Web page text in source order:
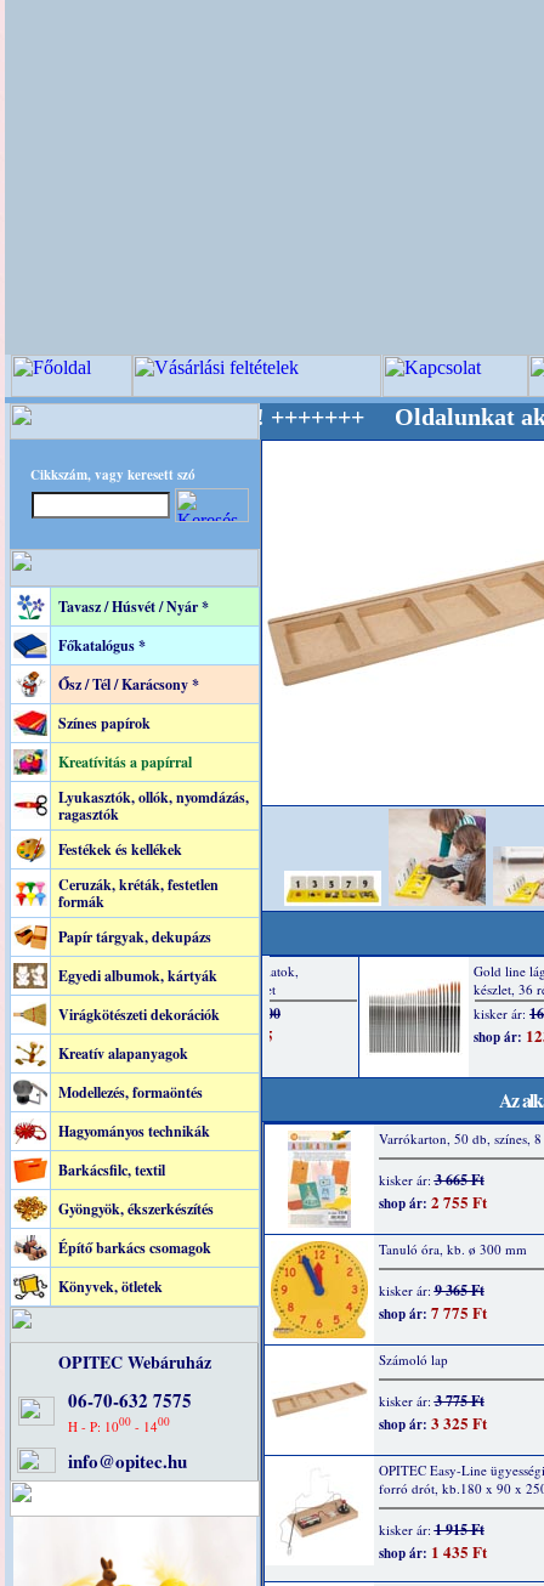
Cikkszám, vagy keresett szó
Tavasz / Húsvét / Nyár *
Főkatalógus *
Ősz / Tél / Karácsony *
Színes papírok
Kreatívitás a papírral
Lyukasztók, ollók, nyomdázás,
ragasztók
Festékek és kellékek
Ceruzák, kréták, festetlen
formák
Papír tárgyak, dekupázs
Egyedi albumok, kártyák
Virágkötészeti dekorációk
Kreatív alapanyagok
Modellezés, formaöntés
Hagyományos technikák
Barkácsfilc, textil
Gyöngyök, ékszerkészítés
Építő barkács csomagok
Könyvek, ötletek
OPITEC Webáruház
06-70-632 7575
H - P: 1000 - 1400
info@opitec.hu
Mestere! +++++++ Oldalunkat
Az
Varrókarton, 50 db, színes,
kisker ár:3 665 Ft
shop ár: 2 755 Ft
Tanuló óra, kb. ø 300 mm
kisker ár:9 365 Ft
shop ár: 7 775 Ft
Számoló lap
kisker ár:3 775 Ft
shop ár: 3 325 Ft
OPITEC Easy-Line
forró drót, kb.180 x 90 x
kisker ár:1 915 Ft
shop ár: 1 435 Ft